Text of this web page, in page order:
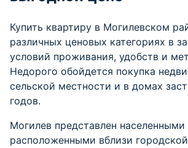
Купить квартиру в Могилевском
различных ценовых категориях в
условий проживания, удобств и
Недорого обойдется покупка
сельской местности и в домах
годов.
Могилев представлен населенными
расположенными вблизи